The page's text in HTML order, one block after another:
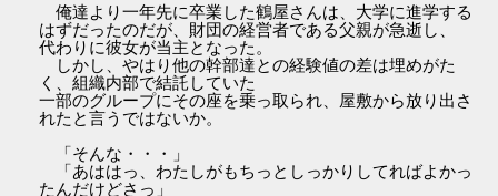
俺達より一年先に卒業した鶴屋さんは、大学に進学する
はずだったのだが、財団の経営者である父親が急逝し、
代わりに彼女が当主となった。
しかし、やはり他の幹部達との経験値の差は埋めがた
く、組織内部で結託していた
一部のグループにその座を乗っ取られ、屋敷から放り出さ
れたと言うではないか。
「そんな・・・」
「あははっ、わたしがもちっとしっかりしてればよかっ
たんだけどさっ」